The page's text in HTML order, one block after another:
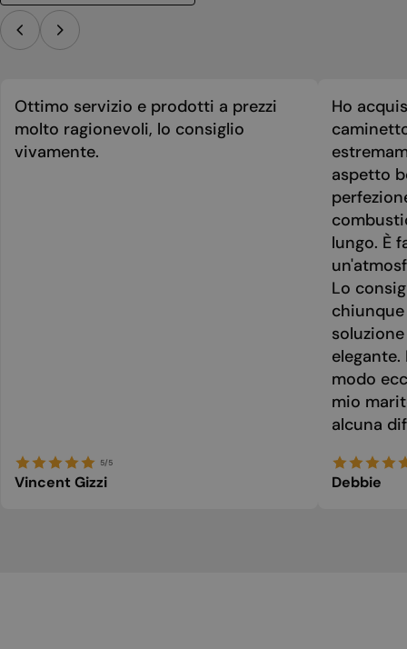
Ottimo servizio e prodotti a prezzi
molto ragionevoli, lo consiglio
vivamente.
5/5
Vincent Gizzi
Ho
aspetto
lungo. È
Lo
modo
mio
alcuna
Debbie